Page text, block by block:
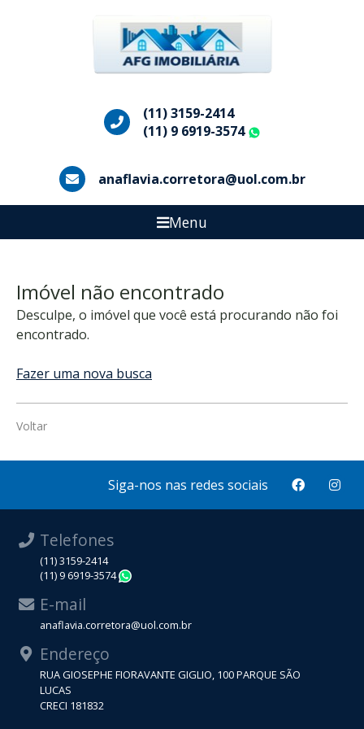
(11) 3159-2414
(11) 9 6919-3574
anaflavia.corretora@uol.com.br
Menu
Imóvel não encontrado
Desculpe, o imóvel que você está procurando não foi
encontrado.
Fazer uma nova busca
Voltar
Siga-nos nas redes sociais
Telefones
(11) 3159-2414
(11) 9 6919-3574
E-mail
anaflavia.corretora@uol.com.br
Endereço
RUA GIOSEPHE FIORAVANTE GIGLIO, 100 PARQUE SÃO
LUCAS
CRECI 181832